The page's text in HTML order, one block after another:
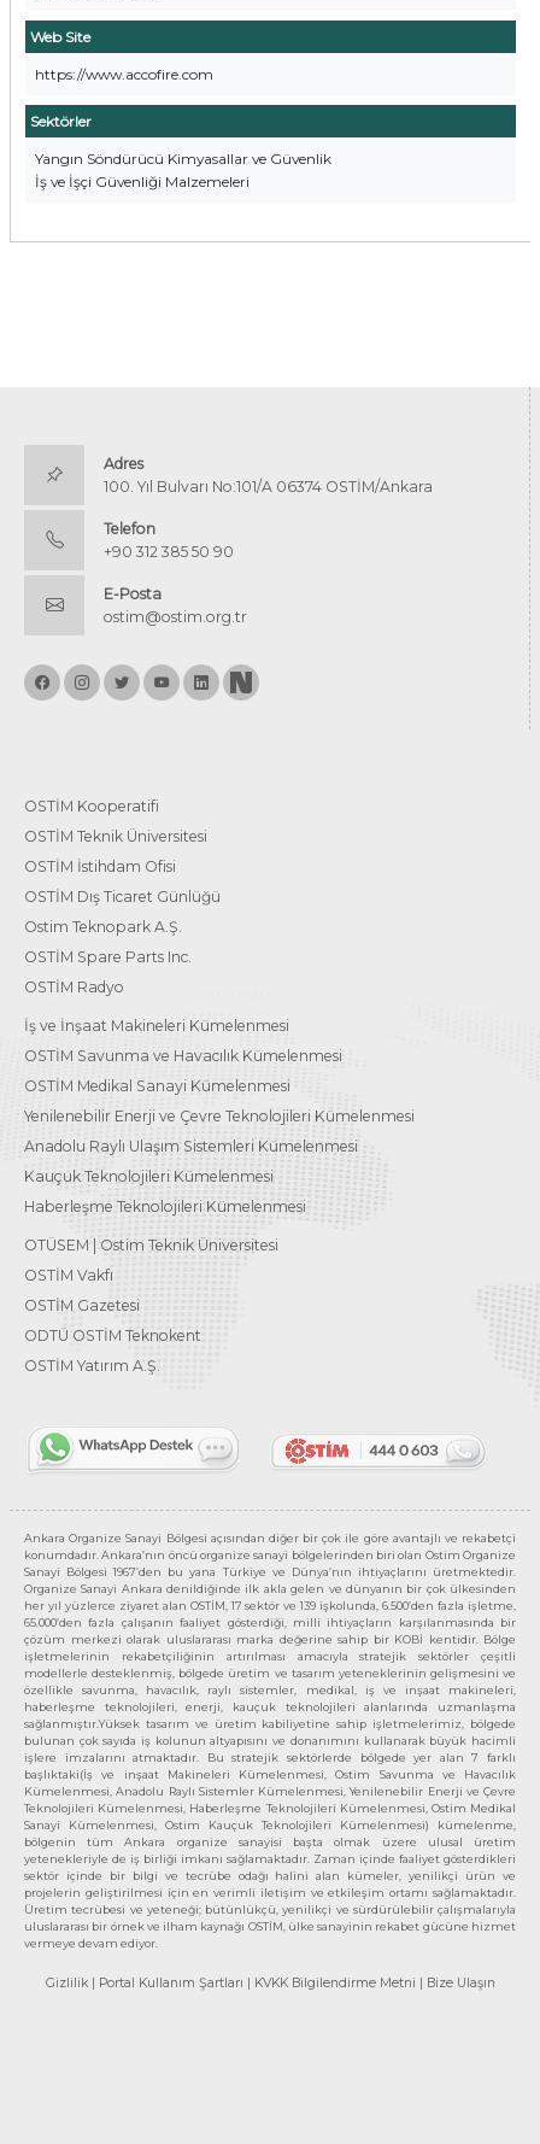
Web Site
https://www.accofire.com
Sektörler
Yangın Söndürücü Kimyasallar ve Güvenlik
İş ve İşçi Güvenliği Malzemeleri
Adres
100. Yıl Bulvarı No:101/A 06374 OSTİM/Ankara
Telefon
+90 312 385 50 90
E-Posta
ostim@ostim.org.tr
OSTİM Kooperatifi
OSTİM Teknik Üniversitesi
OSTİM İstihdam Ofisi
OSTİM Dış Ticaret Günlüğü
Ostim Teknopark A.Ş.
OSTİM Spare Parts Inc.
OSTİM Radyo
İş ve İnşaat Makineleri Kümelenmesi
OSTİM Savunma ve Havacılık Kümelenmesi
OSTİM Medikal Sanayi Kümelenmesi
Yenilenebilir Enerji ve Çevre Teknolojileri Kümelenmesi
Anadolu Raylı Ulaşım Sistemleri Kümelenmesi
Kauçuk Teknolojileri Kümelenmesi
Haberleşme Teknolojileri Kümelenmesi
OTÜSEM | Ostim Teknik Üniversitesi
OSTİM Vakfı
OSTİM Gazetesi
ODTÜ OSTİM Teknokent
OSTİM Yatırım A.Ş.
Ankara Organize Sanayi Bölgesi açısından diğer bir çok ile göre avantajlı ve rekabetçi
konumdadır. Ankara’nın öncü organize sanayi bölgelerinden biri olan Ostim Organize
Sanayi Bölgesi 1967’den bu yana Türkiye ve Dünya’nın ihtiyaçlarını üretmektedir.
Organize Sanayi Ankara denildiğinde ilk akla gelen ve dünyanın bir çok ülkesinden
her yıl yüzlerce ziyaret alan OSTİM, 17 sektör ve 139 işkolunda, 6.500’den fazla işletme,
65.000’den fazla çalışanın faaliyet gösterdiği, milli ihtiyaçların karşılanmasında bir
çözüm merkezi olarak uluslararası marka değerine sahip bir KOBİ kentidir. Bölge
işletmelerinin rekabetçiliğinin artırılması amacıyla stratejik sektörler çeşitli
modellerle desteklenmiş, bölgede üretim ve tasarım yeteneklerinin gelişmesini ve
özellikle savunma, havacılık, raylı sistemler, medikal, iş ve inşaat makineleri,
haberleşme teknolojileri, enerji, kauçuk teknolojileri alanlarında uzmanlaşma
sağlanmıştır.Yüksek tasarım ve üretim kabiliyetine sahip işletmelerimiz, bölgede
bulunan çok sayıda iş kolunun altyapısını ve donanımını kullanarak büyük hacimli
işlere imzalarını atmaktadır. Bu stratejik sektörlerde bölgede yer alan 7 farklı
başlıktaki(İş ve inşaat Makineleri Kümelenmesi, Ostim Savunma ve Havacılık
Kümelenmesi, Anadolu Raylı Sistemler Kümelenmesi, Yenilenebilir Enerji ve Çevre
Teknolojileri Kümelenmesi, Haberleşme Teknolojileri Kümelenmesi, Ostim Medikal
Sanayi Kümelenmesi, Ostim Kauçuk Teknolojileri Kümelenmesi) kümelenme,
bölgenin tüm Ankara organize sanayisi başta olmak üzere ulusal üretim
yetenekleriyle de iş birliği imkanı sağlamaktadır. Zaman içinde faaliyet gösterdikleri
sektör içinde bir bilgi ve tecrübe odağı halini alan kümeler, yenilikçi ürün ve
projelerin geliştirilmesi için en verimli iletişim ve etkileşim ortamı sağlamaktadır.
Üretim tecrübesi ve yeteneği; bütünlükçü, yenilikçi ve sürdürülebilir çalışmalarıyla
uluslararası bir örnek ve ilham kaynağı OSTİM, ülke sanayinin rekabet gücüne hizmet
vermeye devam ediyor.
Gizlilik | Portal Kullanım Şartları | KVKK Bilgilendirme Metni | Bize Ulaşın